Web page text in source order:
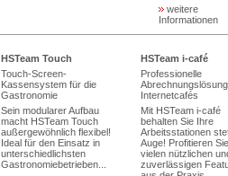
weitere
Informationen
HSTeam Touch
Touch-Screen-
Kassensystem für die
Gastronomie
Sein modularer Aufbau
macht HSTeam Touch
außergewöhnlich flexibel!
Ideal für den Einsatz in
unterschiedlichsten
Gastronomiebetrieben...
HSTeam i-café
Professionelle
Internetcafés
Mit HSTeam i-café
behalten Sie Ihre
Arbeitsstationen
Auge! Profitieren
vielen nützlichen
zuverlässigen